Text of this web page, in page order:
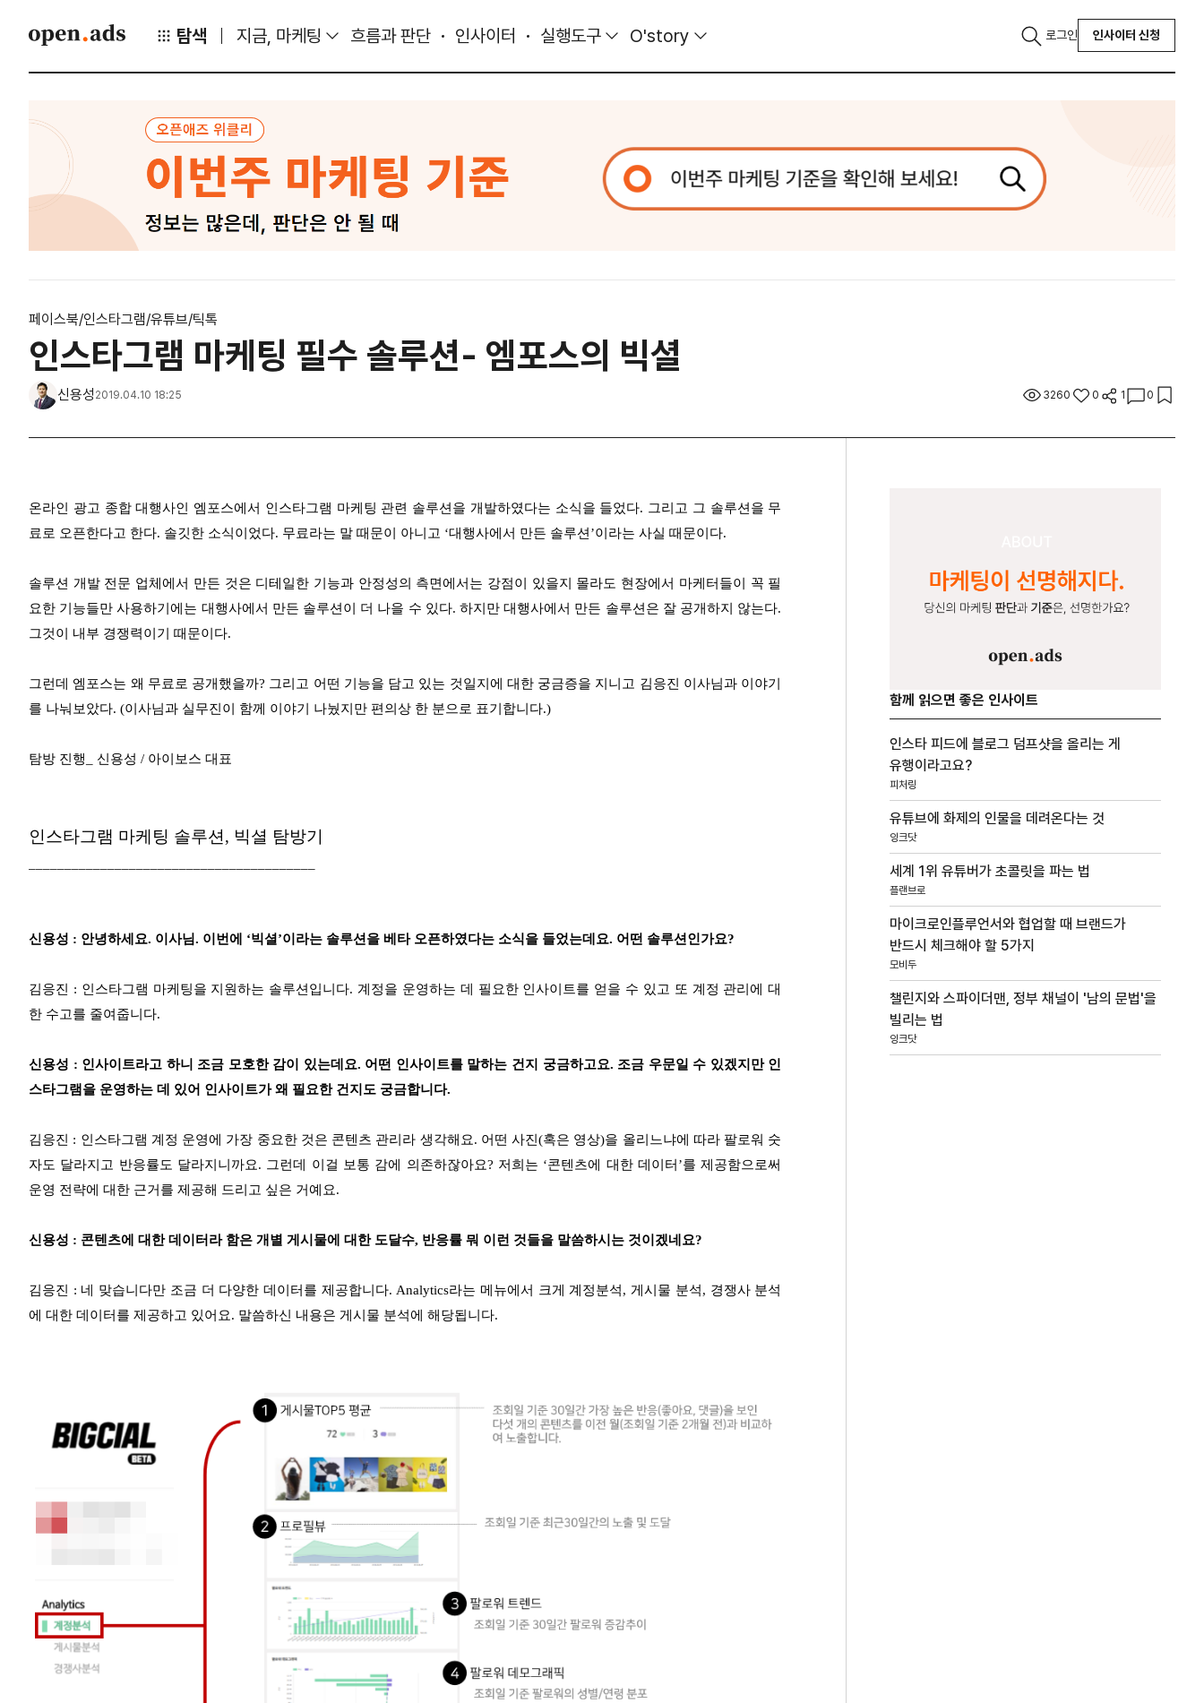
탐색 지금, 마케팅 흐름과 판단 인사이터 실행도구 O'story 로그인 인사이터 신청
페이스북/인스타그램/유튜브/틱톡
인스타그램 마케팅 필수 솔루션- 엠포스의 빅셜
신용성 2019.04.10 18:25 3260 0 1 0
온라인 광고 종합 대행사인 엠포스에서 인스타그램 마케팅 관련 솔루션을 개발하였다는 소식을 들었다. 그리고 그 솔루션을 무
료로 오픈한다고 한다. 솔깃한 소식이었다. 무료라는 말 때문이 아니고 ‘대행사에서 만든 솔루션’이라는 사실 때문이다.
솔루션 개발 전문 업체에서 만든 것은 디테일한 기능과 안정성의 측면에서는 강점이 있을지 몰라도 현장에서 마케터들이 꼭 필
요한 기능들만 사용하기에는 대행사에서 만든 솔루션이 더 나을 수 있다. 하지만 대행사에서 만든 솔루션은 잘 공개하지 않는다.
그것이 내부 경쟁력이기 때문이다.
그런데 엠포스는 왜 무료로 공개했을까? 그리고 어떤 기능을 담고 있는 것일지에 대한 궁금증을 지니고 김응진 이사님과 이야기
를 나눠보았다. (이사님과 실무진이 함께 이야기 나눴지만 편의상 한 분으로 표기합니다.)
탐방 진행_ 신용성 / 아이보스 대표
인스타그램 마케팅 솔루션, 빅셜 탐방기
신용성 : 안녕하세요. 이사님. 이번에 ‘빅셜’이라는 솔루션을 베타 오픈하였다는 소식을 들었는데요. 어떤 솔루션인가요?
김응진 : 인스타그램 마케팅을 지원하는 솔루션입니다. 계정을 운영하는 데 필요한 인사이트를 얻을 수 있고 또 계정 관리에 대
한 수고를 줄여줍니다.
신용성 : 인사이트라고 하니 조금 모호한 감이 있는데요. 어떤 인사이트를 말하는 건지 궁금하고요. 조금 우문일 수 있겠지만 인
스타그램을 운영하는 데 있어 인사이트가 왜 필요한 건지도 궁금합니다.
김응진 : 인스타그램 계정 운영에 가장 중요한 것은 콘텐츠 관리라 생각해요. 어떤 사진(혹은 영상)을 올리느냐에 따라 팔로워 숫
자도 달라지고 반응률도 달라지니까요. 그런데 이걸 보통 감에 의존하잖아요? 저희는 ‘콘텐츠에 대한 데이터’를 제공함으로써
운영 전략에 대한 근거를 제공해 드리고 싶은 거예요.
신용성 : 콘텐츠에 대한 데이터라 함은 개별 게시물에 대한 도달수, 반응률 뭐 이런 것들을 말씀하시는 것이겠네요?
김응진 : 네 맞습니다만 조금 더 다양한 데이터를 제공합니다. Analytics라는 메뉴에서 크게 계정분석, 게시물 분석, 경쟁사 분석
에 대한 데이터를 제공하고 있어요. 말씀하신 내용은 게시물 분석에 해당됩니다.
함께 읽으면 좋은 인사이트
인스타 피드에 블로그 덤프샷을 올리는 게
유행이라고요?
피처링
유튜브에 화제의 인물을 데려온다는 것
잉크닷
세계 1위 유튜버가 초콜릿을 파는 법
플랜브로
마이크로인플루언서와 협업할 때 브랜드가
반드시 체크해야 할 5가지
모비두
챌린지와 스파이더맨, 정부 채널이 '남의 문법'을
빌리는 법
잉크닷